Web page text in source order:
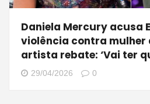
Daniela Mercury acusa
violência contra mulher
artista rebate: ‘Vai ter
29/04/2026 0